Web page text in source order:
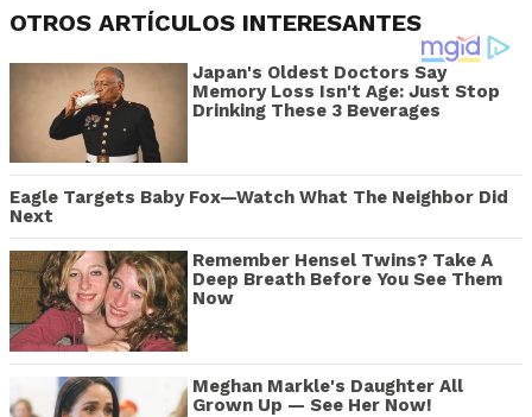
OTROS ARTÍCULOS INTERESANTES
Japan's Oldest Doctors Say
Memory Loss Isn't Age: Just Stop
Drinking These 3 Beverages
Eagle Targets Baby Fox—Watch What The Neighbor Did
Next
Remember Hensel Twins? Take A
Deep Breath Before You See Them
Now
Meghan Markle's Daughter All
Grown Up — See Her Now!